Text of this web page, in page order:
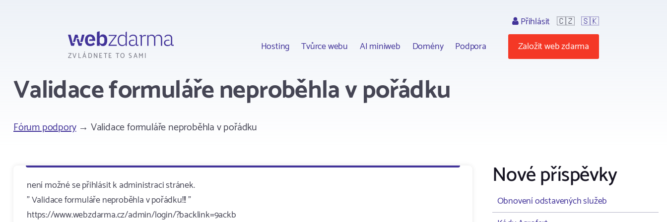
ZVLÁDNETE TO SAMI
Hosting Tvůrce webu AI miniweb Domény Podpora
Přihlásit 🇨🇿 🇸🇰
Založit web zdarma
Validace formuláře neproběhla v pořádku
Fórum podpory→ Validace formuláře neproběhla v pořádku
není možné se přihlásit k administraci stránek.
" Validace formuláře neproběhla v pořádku!!! "
https://www.webzdarma.cz/admin/login/?backlink=9ackb
Nové příspěvky
Obnovení odstavených služeb